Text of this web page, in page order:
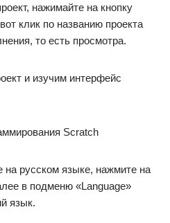
нажимайте на кнопку
клик по названию проекта
то есть просмотра.
и изучим интерфейс
на русском языке, нажмите на
в подменю «Language»
язык.